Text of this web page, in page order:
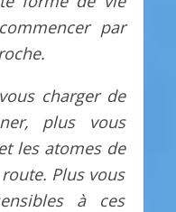
par
charger de
plus vous
les atomes de
Plus vous
à ces